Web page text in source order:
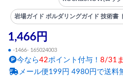
岩場ガイド ボルダリングガイド 技術書
1,466円
● -1466- 165024003
今なら42ポイント付与！ 8/31
メール便199円 4980円で送料